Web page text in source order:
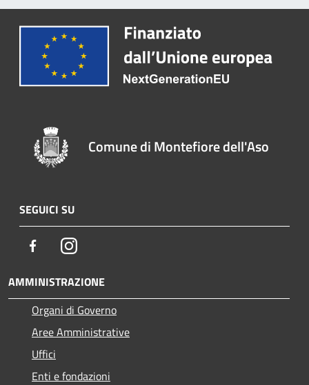
Comune di Montefiore dell'Aso
SEGUICI SU
FacebookInstagram
AMMINISTRAZIONE
Organi di Governo
Aree Amministrative
Uffici
Enti e fondazioni